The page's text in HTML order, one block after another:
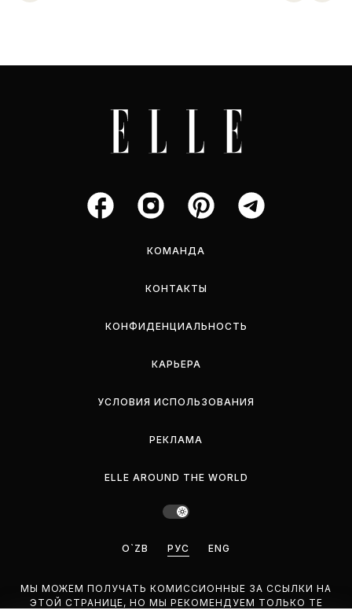
КОМАНДА
КОНТАКТЫ
КОНФИДЕНЦИАЛЬНОСТЬ
КАРЬЕРА
УСЛОВИЯ ИСПОЛЬЗОВАНИЯ
РЕКЛАМА
ELLE AROUND THE WORLD
O`ZB РУС ENG
МЫ МОЖЕМ ПОЛУЧАТЬ КОМИССИОННЫЕ ЗА ССЫЛКИ НА
ЭТОЙ СТРАНИЦЕ, НО МЫ РЕКОМЕНДУЕМ ТОЛЬКО ТЕ